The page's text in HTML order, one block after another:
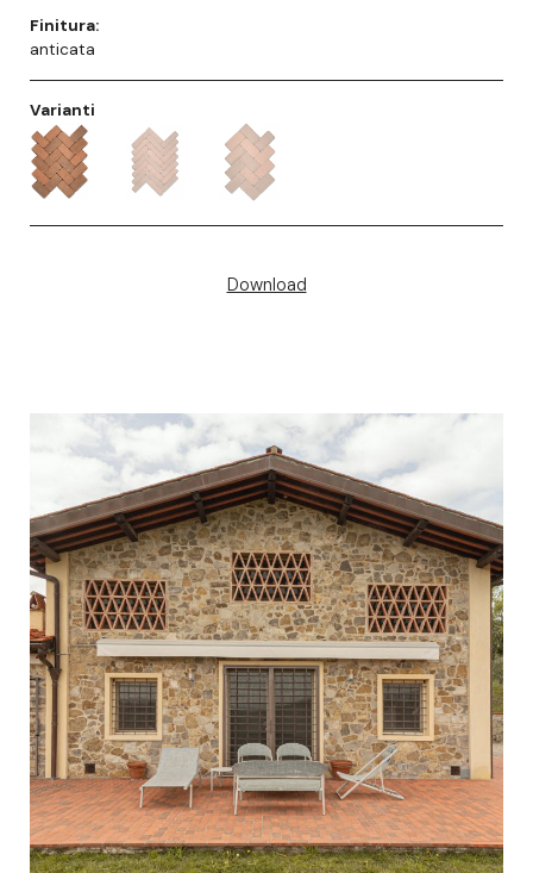
Finitura:
anticata
Varianti
Download